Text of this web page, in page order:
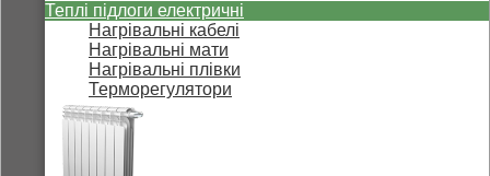
Теплі підлоги електричні
Нагрівальні кабелі
Нагрівальні мати
Нагрівальні плівки
Терморегулятори